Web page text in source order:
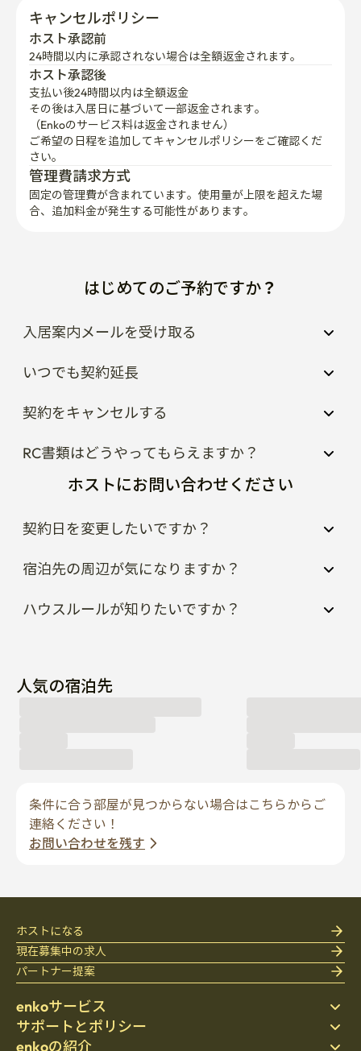
キャンセルポリシー
ホスト承認前
24時間以内に承認されない場合は全額返金されます。
ホスト承認後
支払い後24時間以内は全額返金
その後は入居日に基づいて一部返金されます。
（Enkoのサービス料は返金されません）
ご希望の日程を追加してキャンセルポリシーをご確認くだ
さい。
管理費請求方式
固定の管理費が含まれています。使用量が上限を超えた場
合、追加料金が発生する可能性があります。
はじめてのご予約ですか？
入居案内メールを受け取る
いつでも契約延長
契約をキャンセルする
RC書類はどうやってもらえますか？
ホストにお問い合わせください
契約日を変更したいですか？
宿泊先の周辺が気になりますか？
ハウスルールが知りたいですか？
人気の宿泊先
条件に合う部屋が見つからない場合はこちらからご
連絡ください！
お問い合わせを残す
enkoサービス
ステイ先を探す
寝具
サポートとポリシー
個人情報保護方針
enkoの紹介
ホストになる
現在募集中の求人
パートナー提案